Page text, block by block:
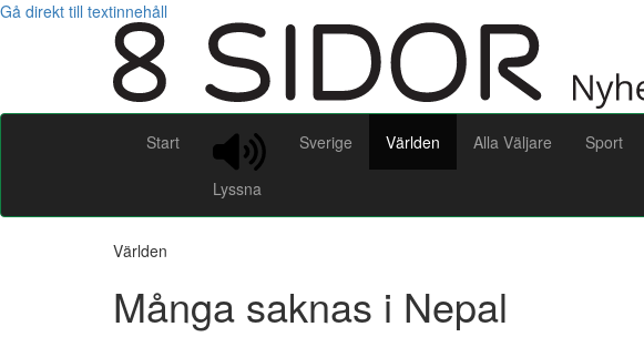
Gå direkt till textinnehåll
Start
Lyssna
Sverige Världen Alla Väljare Sport
Världen
Många saknas i Nepal